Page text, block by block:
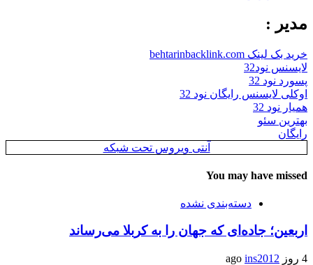
مدیر :
خرید بک لینک behtarinbacklink.com
لایسنس نود32
پسورد نود 32
اوکلی لایسنس رایگان نود 32
همیار نود 32
بهترین سئو
رایگان
آنتی ویروس تحت شبکه
You may have missed
دسته‌بندی نشده
اربعین؛ جاده‌ای که جهان را به کربلا می‌رساند
4 روز ago ins2012